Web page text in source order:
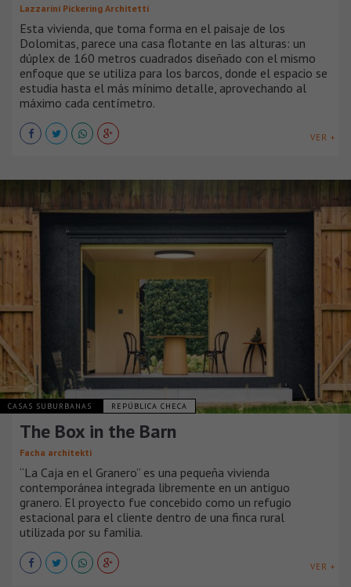
Lazzarini Pickering Architetti
Esta vivienda, que toma forma en el paisaje de los
Dolomitas, parece una casa flotante en las alturas: un
dúplex de 160 metros cuadrados diseñado con el mismo
enfoque que se utiliza para los barcos, donde el espacio se
estudia hasta el más mínimo detalle, aprovechando al
máximo cada centímetro.
VER +
CASAS SUBURBANAS REPÚBLICA CHECA
The Box in the Barn
Facha architekti
“La Caja en el Granero” es una pequeña vivienda
contemporánea integrada libremente en un antiguo
granero. El proyecto fue concebido como un refugio
estacional para el cliente dentro de una finca rural
utilizada por su familia.
VER +